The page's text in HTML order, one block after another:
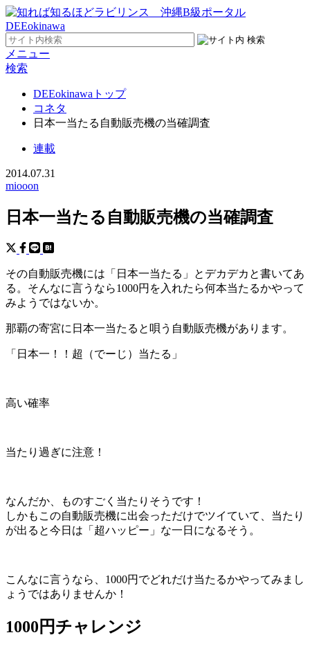
メニュー
検索
DEEokinawaトップ
コネタ
日本一当たる自動販売機の当確調査
連載
2014.07.31
miooon
日本一当たる自動販売機の当確調査
その自動販売機には「日本一当たる」とデカデカと書いてあ
る。そんなに言うなら1000円を入れたら何本当たるかやって
みようではないか。
那覇の寄宮に日本一当たると唄う自動販売機があります。
「日本一！！超（でーじ）当たる」
高い確率
当たり過ぎに注意！
なんだか、ものすごく当たりそうです！
しかもこの自動販売機に出会っただけでツイていて、当たり
が出ると今日は「超ハッピー」な一日になるそう。
こんなに言うなら、1000円でどれだけ当たるかやってみまし
ょうではありませんか！
1000円チャレンジ